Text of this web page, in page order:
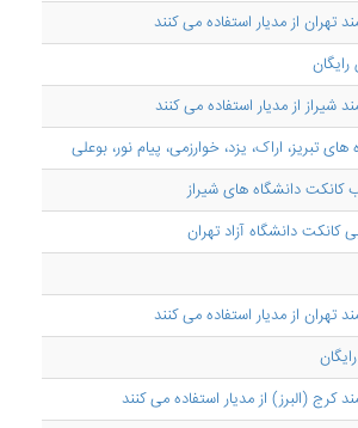
تهران از مدیار استفاده می کنند
رایگان
از مدیار استفاده می کنند
تبریز، اراک، یزد، خوارزمی، پیام نور، بوعلی
کانکت دانشگاه های شیراز
کانکت دانشگاه آزاد تهران
تهران از مدیار استفاده می کنند
(البرز) از مدیار استفاده می کنند